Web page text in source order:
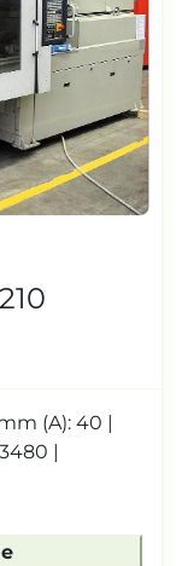
(A): 40 |
|